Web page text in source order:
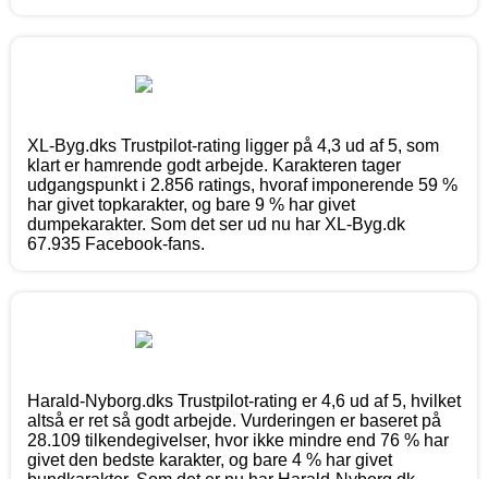
XL-Byg.dks Trustpilot-rating ligger på 4,3 ud af 5, som
klart er hamrende godt arbejde. Karakteren tager
udgangspunkt i 2.856 ratings, hvoraf imponerende 59 %
har givet topkarakter, og bare 9 % har givet
dumpekarakter. Som det ser ud nu har XL-Byg.dk
67.935 Facebook-fans.
Harald-Nyborg.dks Trustpilot-rating er 4,6 ud af 5, hvilket
altså er ret så godt arbejde. Vurderingen er baseret på
28.109 tilkendegivelser, hvor ikke mindre end 76 % har
givet den bedste karakter, og bare 4 % har givet